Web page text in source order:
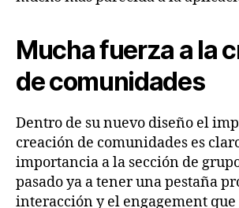
Mucha fuerza a la
de comunidades
Dentro de su nuevo diseño el
creación de comunidades es
importancia a la sección de
pasado ya a tener una pestaña
interacción y el engagement que